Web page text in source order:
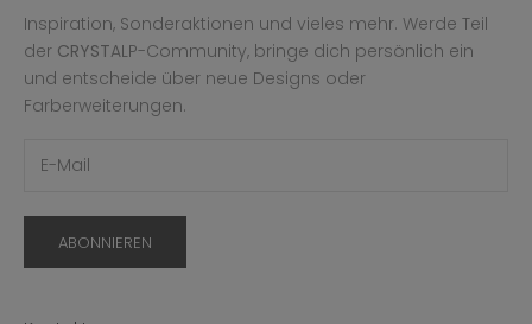
Inspiration, Sonderaktionen und vieles mehr. Werde Teil
der CRYSTALP-Community, bringe dich persönlich ein
und entscheide über neue Designs oder
Farberweiterungen.
ABONNIEREN